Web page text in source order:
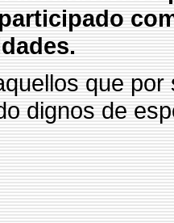
que
dignos de